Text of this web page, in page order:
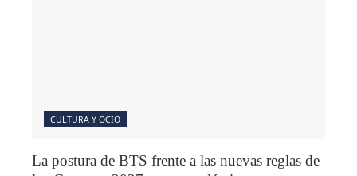
CULTURA Y OCIO
La postura de BTS frente a las nuevas reglas de